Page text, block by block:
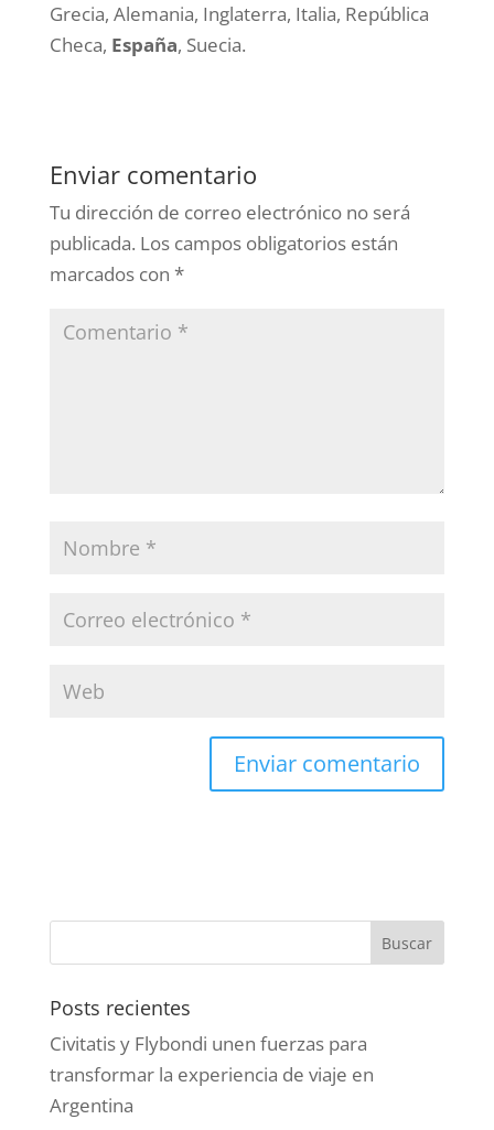
Grecia, Alemania, Inglaterra, Italia, República
Checa, España, Suecia.
Enviar comentario
Tu dirección de correo electrónico no será
publicada. Los campos obligatorios están
marcados con *
Posts recientes
Civitatis y Flybondi unen fuerzas para
transformar la experiencia de viaje en
Argentina